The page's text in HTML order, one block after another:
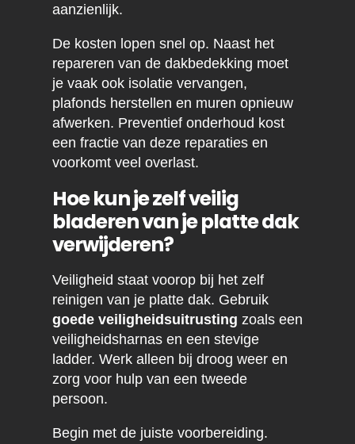
aanzienlijk.
De kosten lopen snel op. Naast het
repareren van de dakbedekking moet
je vaak ook isolatie vervangen,
plafonds herstellen en muren opnieuw
afwerken. Preventief onderhoud kost
een fractie van deze reparaties en
voorkomt veel overlast.
Hoe kun je zelf veilig
bladeren van je platte dak
verwijderen?
Veiligheid staat voorop bij het zelf
reinigen van je platte dak. Gebruik
goede veiligheidsuitrusting zoals een
veiligheidsharnas en een stevige
ladder. Werk alleen bij droog weer en
zorg voor hulp van een tweede
persoon.
Begin met de juiste voorbereiding.